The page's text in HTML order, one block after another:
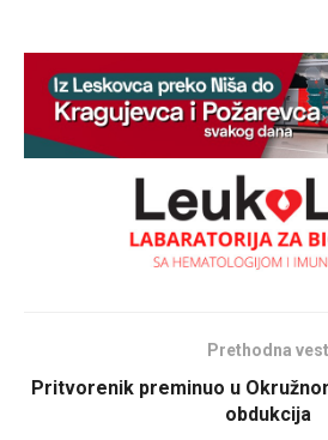
Prethodna vest
Pritvorenik preminuo u
obdukcija